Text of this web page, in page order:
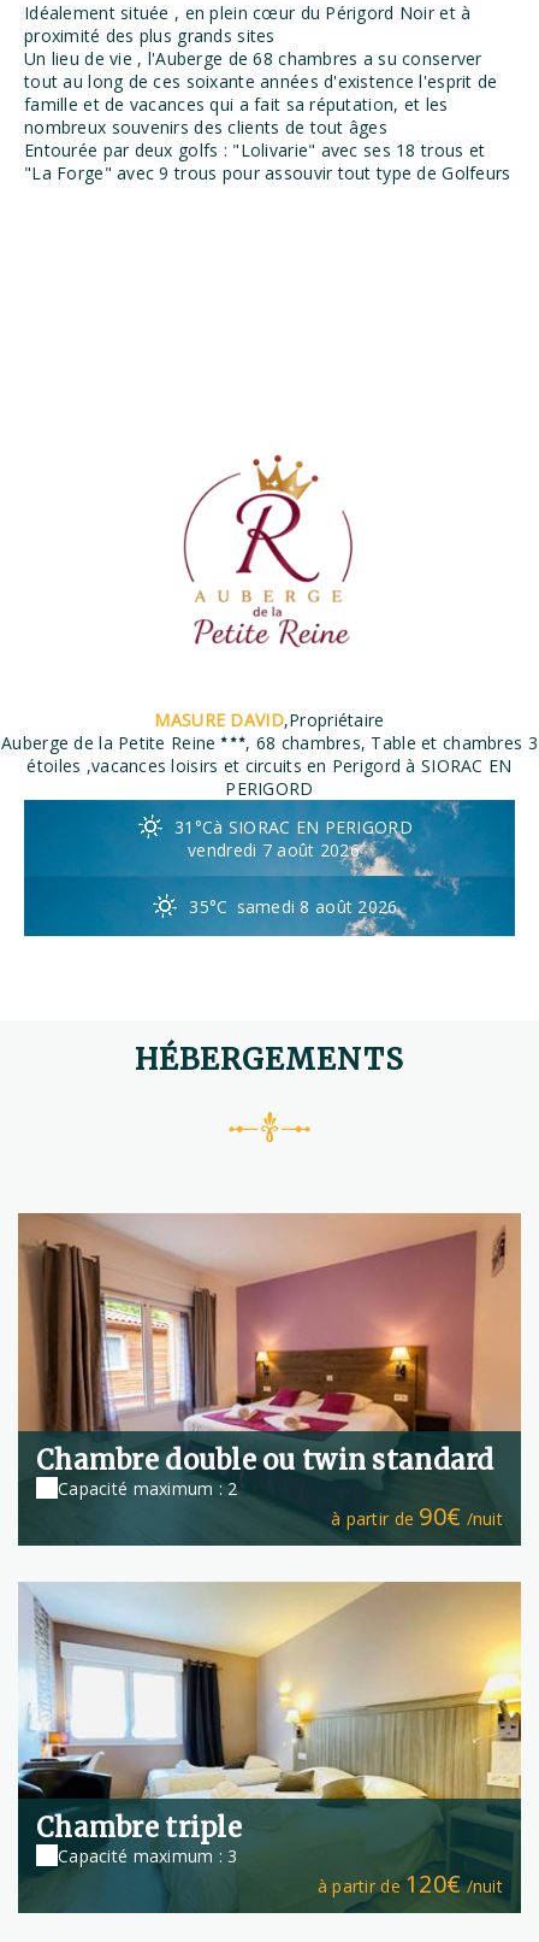
Idéalement située , en plein cœur du Périgord Noir et à
proximité des plus grands sites
Un lieu de vie , l'Auberge de 68 chambres a su conserver
tout au long de ces soixante années d'existence l'esprit de
famille et de vacances qui a fait sa réputation, et les
nombreux souvenirs des clients de tout âges
Entourée par deux golfs : "Lolivarie" avec ses 18 trous et
"La Forge" avec 9 trous pour assouvir tout type de Golfeurs
MASURE DAVID,Propriétaire
Auberge de la Petite Reine
, 68 chambres, Table et chambres 3
étoiles ,vacances loisirs et circuits en Perigord à SIORAC EN
PERIGORD
31°Cà SIORAC EN PERIGORD
vendredi 7 août 2026
35°C samedi 8 août 2026
HÉBERGEMENTS
Chambre double ou twin standard
Capacité maximum : 2
à partir de 90€ /nuit
Chambre triple
Capacité maximum : 3
à partir de120€/nuit